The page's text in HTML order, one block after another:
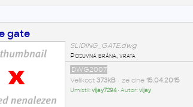
gate
SLIDING_GATE.dwg
Posuvná brána, vrata
DWG2007
Velikost 373kB• ze dne 15.04.2015
Umístil:vijay7294• Autor:vijay